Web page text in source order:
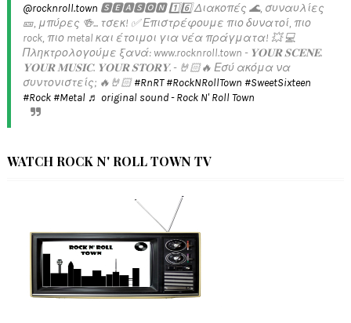
@rocknroll.town 🆂🅴🅰🆂🅾🅽 1️⃣6️⃣ Διακοπές 🌊, συναυλίες
🎫, μπύρες 🍻... τσεκ! ✅️ Επιστρέφουμε πιο δυνατοί, πιο
rock, πιο metal και έτοιμοι για νέα πράγματα! 💥 💻
Πληκτρολογούμε ξανά: www.rocknroll.town - 𝐘𝐎𝐔𝐑 𝐒𝐂𝐄𝐍𝐄.
𝐘𝐎𝐔𝐑 𝐌𝐔𝐒𝐈𝐂. 𝐘𝐎𝐔𝐑 𝐒𝐓𝐎𝐑𝐘. - 🤘🏻🔥 Εσύ ακόμα να
συντονιστείς; 🔥🤘🏻#RnRT #RockNRollTown #SweetSixteen
#Rock #Metal ♬ original sound - Rock N' Roll Town
WATCH ROCK N' ROLL TOWN TV